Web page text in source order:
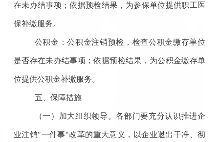
在未办结事项；依据预检结果，为参保单位提供职工医
保补缴服务。
公积金：公积金注销预检，检查公积金缴存单位
是否存在未办结事项；依据预检结果，为公积金缴存单
位提供公积金补缴服务。
五、保障措施
（一）加大组织领导。各部门要充分认识推进企
业注销"一件事"改革的重大意义，以企业退出干净、彻